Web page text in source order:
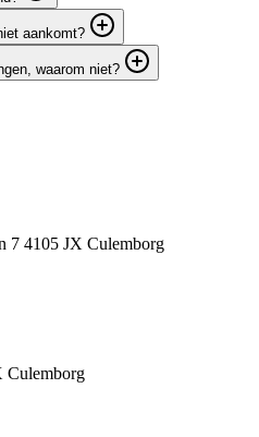
aankomt?
waarom niet?
7 4105 JX Culemborg
Culemborg